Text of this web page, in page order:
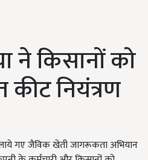
ने किसानों को
कीट नियंत्रण
गए जैविक खेती जागरूकता अभियान